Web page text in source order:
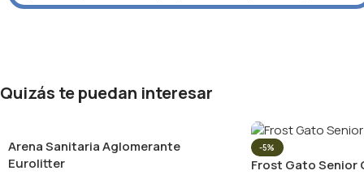
Quizás te puedan interesar
Arena Sanitaria Aglomerante
Eurolitter
-5%
Frost Gato Senior